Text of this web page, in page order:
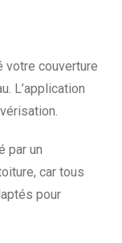
votre couverture
L’application
par un
car tous
pour